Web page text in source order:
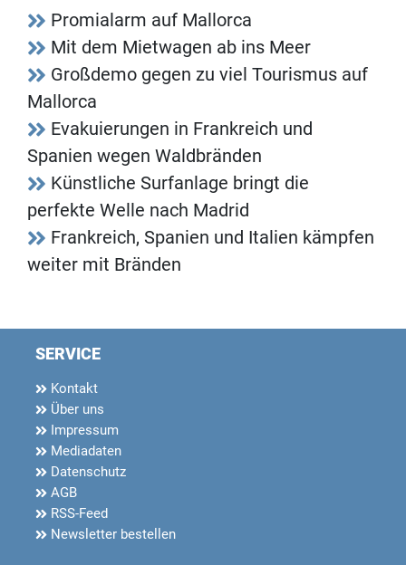
Promialarm auf Mallorca
Mit dem Mietwagen ab ins Meer
Großdemo gegen zu viel Tourismus auf
Mallorca
Evakuierungen in Frankreich und
Spanien wegen Waldbränden
Künstliche Surfanlage bringt die
perfekte Welle nach Madrid
Frankreich, Spanien und Italien kämpfen
weiter mit Bränden
SERVICE
Kontakt
Über uns
Impressum
Mediadaten
Datenschutz
AGB
RSS-Feed
Newsletter bestellen